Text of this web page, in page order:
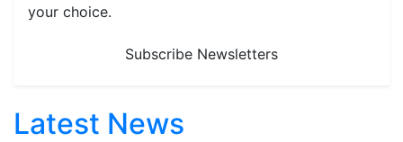
your choice.
Subscribe Newsletters
Latest News